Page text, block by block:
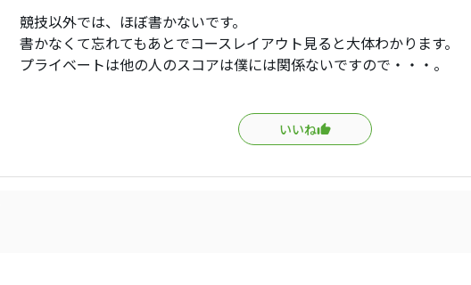
競技以外では、ほぼ書かないです。
書かなくて忘れてもあとでコースレイアウト見ると大体わかります。
プライベートは他の人のスコアは僕には関係ないですので・・・。
いいね